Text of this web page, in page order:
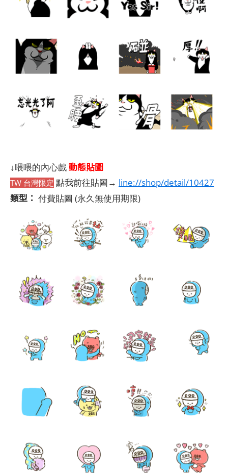
↓喂喂的內心戲動態貼圖
TW 台灣限定 點我前往貼圖→ line://shop/detail/10427
類型： 付費貼圖 (永久無使用期限)